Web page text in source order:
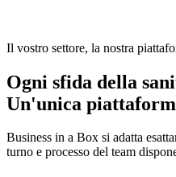
Il vostro settore, la nostra
Ogni sfida della
Un'unica
Business in a Box si adatta
turno e processo del team